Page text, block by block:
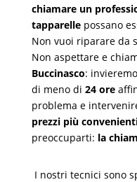
chiamare un
tapparellepossano
Non vuoi riparare da
Non aspettare e
Buccinasco:
di meno di 24 ore
problema e
prezzi più
preoccuparti: la
I nostri tecnici sono